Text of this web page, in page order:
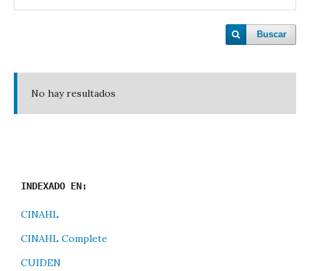
Buscar
No hay resultados
INDEXADO EN:
CINAHL
CINAHL Complete
CUIDEN